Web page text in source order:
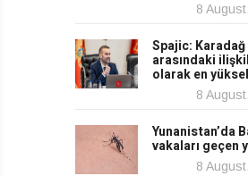
8
Spajic: Karadağ
arasındaki
olarak en
8
Yunanistan’da
vakaları geçen
8